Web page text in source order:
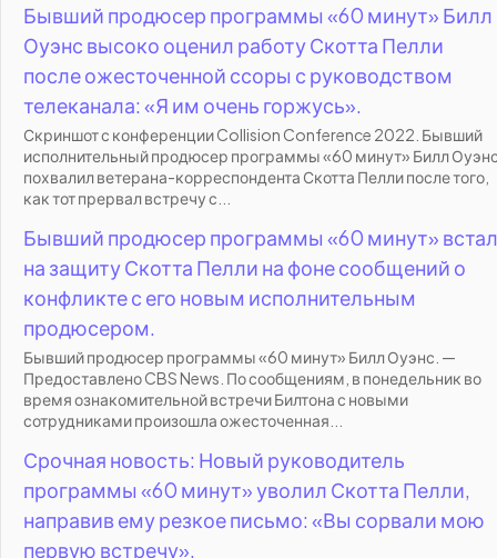
Бывший продюсер программы «60 минут» Билл
Оуэнс высоко оценил работу Скотта Пелли
после ожесточенной ссоры с руководством
телеканала: «Я им очень горжусь».
Скриншот с конференции Collision Conference 2022. Бывший
исполнительный продюсер программы «60 минут» Билл
похвалил ветерана-корреспондента Скотта Пелли после того,
как тот прервал встречу с...
Бывший продюсер программы «60 минут» встал
на защиту Скотта Пелли на фоне сообщений о
конфликте с его новым исполнительным
продюсером.
Бывший продюсер программы «60 минут» Билл Оуэнс. —
Предоставлено CBS News. По сообщениям, в понедельник во
время ознакомительной встречи Билтона с новыми
сотрудниками произошла ожесточенная...
Срочная новость: Новый руководитель
программы «60 минут» уволил Скотта Пелли,
направив ему резкое письмо: «Вы сорвали мою
первую встречу».